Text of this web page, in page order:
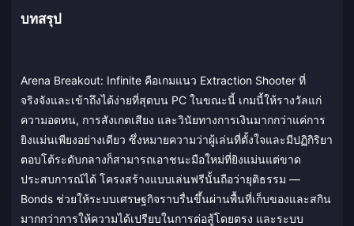
บทสรุป
Arena Breakout: Infinite คือเกมแนว Extraction Shooter ที่
จริงจังและเข้าถึงได้ง่ายที่สุดบน PC ในขณะนี้ เกมนี้ให้รางวัลแก่
ความอดทน, การสังเกตเสียง และวินัยทางการเงินมากกว่าแค่การ
ยิงแม่นเพียงอย่างเดียว ซึ่งหมายความว่าผู้เล่นที่ตั้งใจและมีปฏิกิริยา
ตอบโต้ระดับกลางก็สามารถเอาชนะมือใหม่ที่ยิงแม่นแต่ขาด
ประสบการณ์ได้ โครงสร้างแบบเล่นฟรีนั้นถือว่ายุติธรรม —
Bonds ช่วยให้ระบบเศรษฐกิจราบรื่นขึ้นผ่านพื้นที่เก็บของและสกิน
มากกว่าการให้ความได้เปรียบในการต่อสู้โดยตรง และระบบ